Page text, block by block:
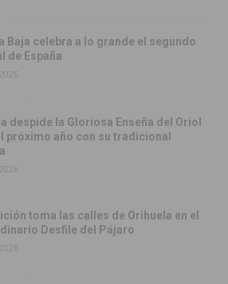
Baja celebra a lo grande el segundo
de España
despide la Gloriosa Enseña del Oriol
próximo año con su tradicional
toma las calles de Orihuela en el
Desfile del Pájaro